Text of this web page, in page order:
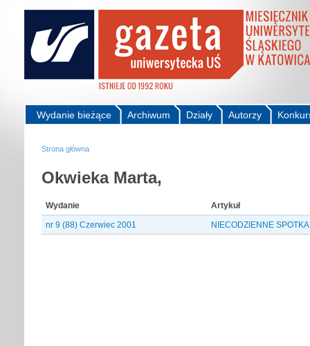
Autorzy
Działy
Archiwum
Wydanie bieżące
Strona główna
Okwieka Marta,
Wydanie
Artykuł
nr 9 (88) Czerwiec 2001
NIECODZIENNE